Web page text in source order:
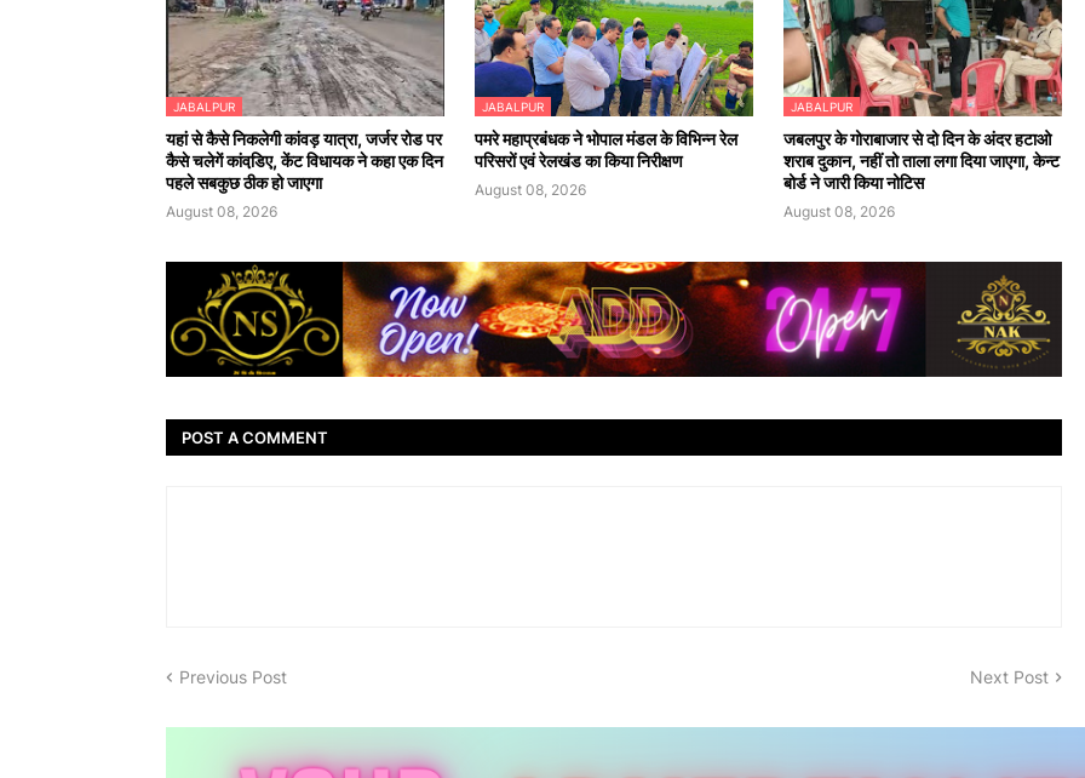
JABALPUR
यहां से कैसे निकलेगी कांवड़ यात्रा, जर्जर रोड पर
कैसे चलेगें कांवडि़ए, केंट विधायक ने कहा एक दिन
पहले सबकुछ ठीक हो जाएगा
August 08, 2026
JABALPUR
पमरे महाप्रबंधक ने भोपाल मंडल के विभिन्न रेल
परिसरों एवं रेलखंड का किया निरीक्षण
August 08, 2026
JABALPUR
जबलपुर के गोराबाजार से दो दिन के अंदर हटाओ
शराब दुकान, नहीं तो ताला लगा दिया जाएगा, केन्ट
बोर्ड ने जारी किया नोटिस
August 08, 2026
POST A COMMENT
Previous Post Next Post